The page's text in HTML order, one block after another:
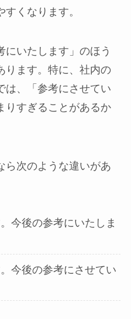
くなります。
にいたします」のほう
ります。特に、社内の
は、「参考にさせてい
りすぎることがあるか
ら次のような違いがあ
今後の参考にいたしま
今後の参考にさせてい